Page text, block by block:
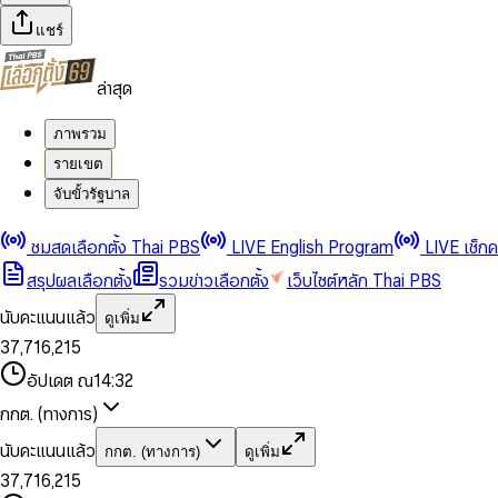
แชร์
ล่าสุด
ภาพรวม
รายเขต
จับขั้วรัฐบาล
ชมสดเลือกตั้ง Thai PBS LIVE English Program
LIVE เช็ก
สรุปผลเลือกตั้ง
รวมข่าวเลือกตั้ง
เว็บไซต์หลัก Thai PBS
นับคะแนนแล้ว
ดูเพิ่ม
0
1
2
3
4
5
6
8
9
2
3
4
5
6
7
8
9
,
0
2
4
6
7
8
9
0
1
2
3
4
5
6
7
8
1
3
5
6
7
8
9
,
1
2
4
5
7
8
9
0
1
3
4
6
7
8
0
2
3
4
5
7
8
อัปเดต ณ14:32
กกต. (ทางการ)
นับคะแนนแล้ว
กกต. (ทางการ) ดูเพิ่ม
0
1
2
3
0
1
2
4
5
6
7,
0
1
2
4
6
7
0
1
0
1
3
5
6,
1
2
0
1
0
2
3
4
5